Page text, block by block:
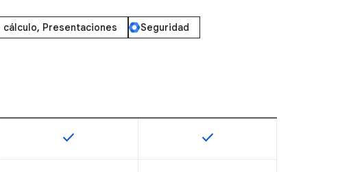
cálculo, Presentaciones Seguridad
disponible en este SKUEsta función está disponible en este SKU
check Esta función está disponible
check